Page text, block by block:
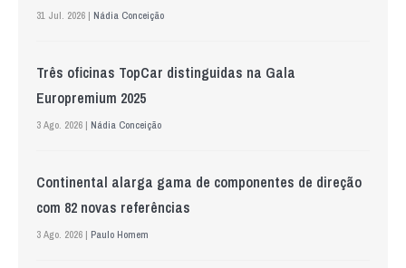
31 Jul. 2026 | Nádia Conceição
Três oficinas TopCar distinguidas na Gala
Europremium 2025
3 Ago. 2026 | Nádia Conceição
Continental alarga gama de componentes de direção
com 82 novas referências
3 Ago. 2026 | Paulo Homem